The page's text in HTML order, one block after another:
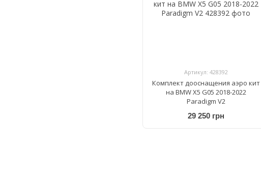
Артикул: 428392
Комплект дооснащения аэро кит
на BMW X5 G05 2018-2022
Paradigm V2
29 250 грн